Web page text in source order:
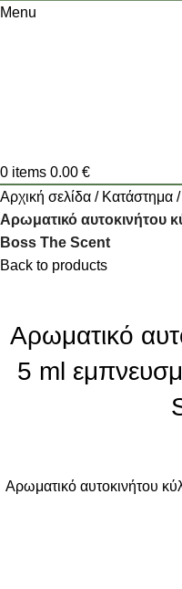
Menu
0 items 0.00 €
Αρχική σελίδα
Κατάστημα
Αρωματικό αυτοκινήτου
Boss The Scent
Back to products
Αρωματικό
5 ml
Αρωματικό αυτοκινήτου